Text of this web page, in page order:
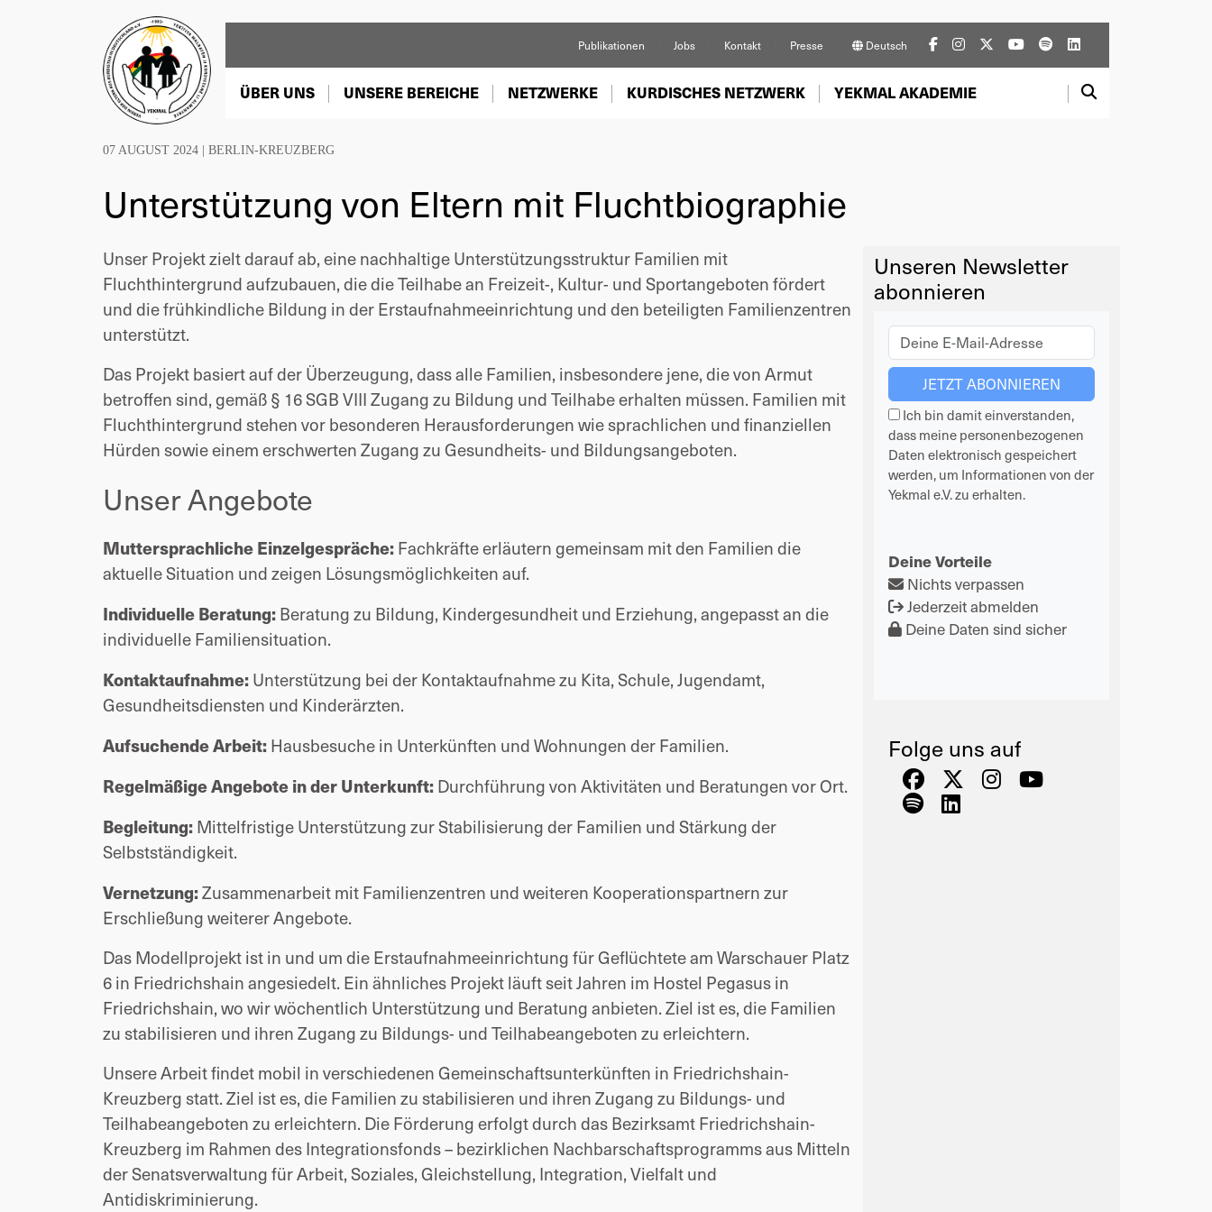
Publikationen Jobs Kontakt Presse Deutsch
ÜBER UNS UNSERE BEREICHE NETZWERKE KURDISCHES NETZWERK YEKMAL AKADEMIE
07 AUGUST 2024 | BERLIN-KREUZBERG
Unterstützung von Eltern mit Fluchtbiographie
Unser Projekt zielt darauf ab, eine nachhaltige Unterstützungsstruktur Familien mit
Fluchthintergrund aufzubauen, die die Teilhabe an Freizeit-, Kultur- und Sportangeboten fördert
und die frühkindliche Bildung in der Erstaufnahmeeinrichtung und den beteiligten Familienzentren
unterstützt.
Das Projekt basiert auf der Überzeugung, dass alle Familien, insbesondere jene, die von Armut
betroffen sind, gemäß § 16 SGB VIII Zugang zu Bildung und Teilhabe erhalten müssen. Familien mit
Fluchthintergrund stehen vor besonderen Herausforderungen wie sprachlichen und finanziellen
Hürden sowie einem erschwerten Zugang zu Gesundheits- und Bildungsangeboten.
Unser Angebote
Muttersprachliche Einzelgespräche: Fachkräfte erläutern gemeinsam mit den Familien die
aktuelle Situation und zeigen Lösungsmöglichkeiten auf.
Individuelle Beratung: Beratung zu Bildung, Kindergesundheit und Erziehung, angepasst an die
individuelle Familiensituation.
Kontaktaufnahme: Unterstützung bei der Kontaktaufnahme zu Kita, Schule, Jugendamt,
Gesundheitsdiensten und Kinderärzten.
Aufsuchende Arbeit: Hausbesuche in Unterkünften und Wohnungen der Familien.
Regelmäßige Angebote in der Unterkunft: Durchführung von Aktivitäten und Beratungen vor Ort.
Begleitung: Mittelfristige Unterstützung zur Stabilisierung der Familien und Stärkung der
Selbstständigkeit.
Vernetzung:Zusammenarbeit mit Familienzentren und weiteren Kooperationspartnern zur
Erschließung weiterer Angebote.
Das Modellprojekt ist in und um die Erstaufnahmeeinrichtung für Geflüchtete am Warschauer Platz
6 in Friedrichshain angesiedelt. Ein ähnliches Projekt läuft seit Jahren im Hostel Pegasus in
Friedrichshain, wo wir wöchentlich Unterstützung und Beratung anbieten. Ziel ist es, die Familien
zu stabilisieren und ihren Zugang zu Bildungs- und Teilhabeangeboten zu erleichtern.
Unsere Arbeit findet mobil in verschiedenen Gemeinschaftsunterkünften in Friedrichshain-
Kreuzberg statt. Ziel ist es, die Familien zu stabilisieren und ihren Zugang zu Bildungs- und
Teilhabeangeboten zu erleichtern. Die Förderung erfolgt durch das Bezirksamt Friedrichshain-
Kreuzberg im Rahmen des Integrationsfonds – bezirklichen Nachbarschaftsprogramms aus Mitteln
der Senatsverwaltung für Arbeit, Soziales, Gleichstellung, Integration, Vielfalt und
Antidiskriminierung.
Unseren Newsletter
abonnieren
Ich bin damit einverstanden,
dass meine personenbezogenen
Daten elektronisch gespeichert
werden, um Informationen von der
Yekmal e.V. zu erhalten.
Deine Vorteile
Nichts verpassen
Jederzeit abmelden
Deine Daten sind sicher
Folge uns auf